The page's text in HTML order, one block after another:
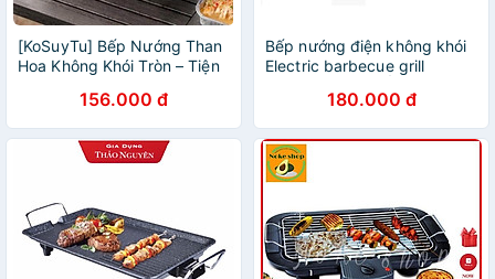
[KoSuyTu] Bếp Nướng Than
Hoa Không Khói Tròn – Tiện
156.000 đ
Bếp nướng điện không khói
Electric barbecue grill
KHÔNG KHÓI180.000 đ